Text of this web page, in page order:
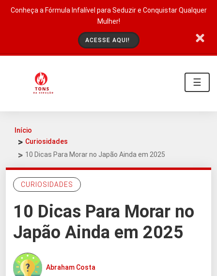
Conheça a Fórmula Infalível para Seduzir e Conquistar Qualquer
Mulher!
ACESSE AQUI!
☰
Início
Curiosidades
10 Dicas Para Morar no Japão Ainda em 2025
CURIOSIDADES
10 Dicas Para Morar no
Japão Ainda em 2025
Abraham Costa